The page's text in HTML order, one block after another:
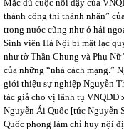
Mặc dù cuộc nổi dậy của
thành công thì thành nhân”
trong nước cũng như ở hải
Sinh viên Hà Nội bí mật lạc
như tờ Thần Chung và Phụ
của những “nhà cách mạng.”
giới thiệu sự nghiệp Nguyễn
tác giả cho vị lãnh tụ VNQDĐ
Nguyễn Ái Quốc [tức Nguyễn
Quốc phong làm chỉ huy nội